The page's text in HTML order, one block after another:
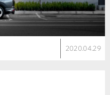
2020.04.29